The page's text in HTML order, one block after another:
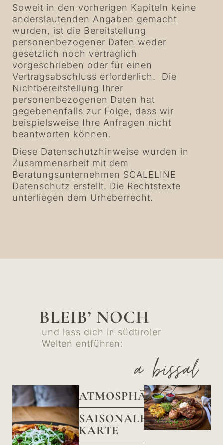
Soweit in den vorherigen Kapiteln keine
anderslautenden Angaben gemacht
wurden, ist die Bereitstellung
personenbezogener Daten weder
gesetzlich noch vertraglich
vorgeschrieben oder für einen
Vertragsabschluss erforderlich. Die
Nichtbereitstellung Ihrer
personenbezogenen Daten hat
gegebenenfalls zur Folge, dass wir
beispielsweise Ihre Anfragen nicht
beantworten können.
Diese Datenschutzhinweise wurden in
Zusammenarbeit mit dem
Beratungsunternehmen SCALELINE
Datenschutz erstellt. Die Rechtstexte
unterliegen dem Urheberrecht.
BLEIB’ NOCH
und lass dich in südtiroler
Welten entführen:
a bissal
ATMOSPHÄRE
SAISONALE
KARTE